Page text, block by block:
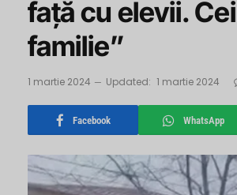
față cu elevii.
familie”
1 martie 2024 Updated: 1 martie 2024
Facebook WhatsApp